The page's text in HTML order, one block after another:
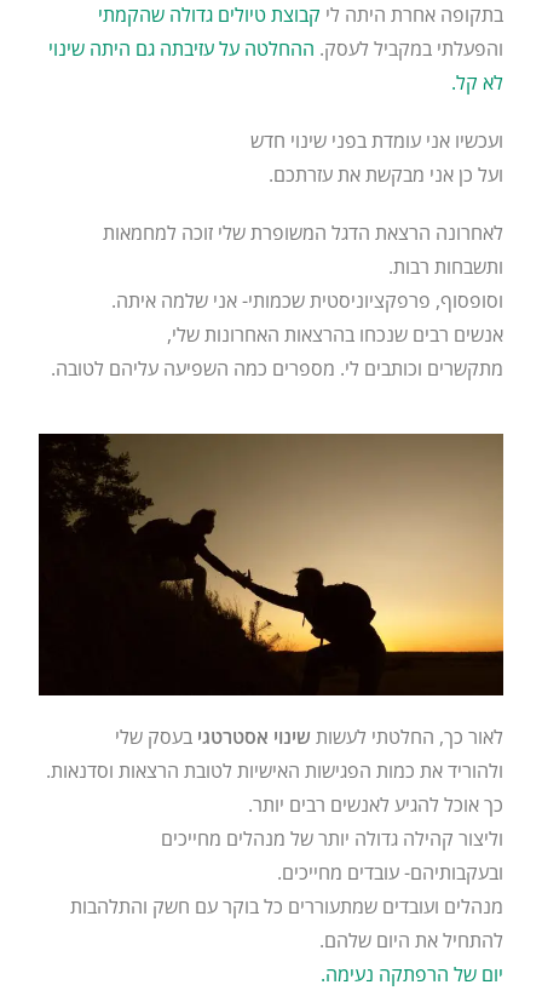
בתקופה אחרת היתה לי קבוצת טיולים גדולה שהקמתי
והפעלתי במקביל לעסק. ההחלטה על עזיבתה גם היתה שינוי
לא קל.
ועכשיו אני עומדת בפני שינוי חדש
ועל כן אני מבקשת את עזרתכם.
לאחרונה הרצאת הדגל המשופרת שלי זוכה למחמאות
ותשבחות רבות.
וסופסוף, פרפקציוניסטית שכמותי- אני שלמה איתה.
אנשים רבים שנכחו בהרצאות האחרונות שלי,
מתקשרים וכותבים לי. מספרים כמה השפיעה עליהם לטובה.
לאור כך, החלטתי לעשות שינוי אסטרטגי בעסק שלי
ולהוריד את כמות הפגישות האישיות לטובת הרצאות וסדנאות.
כך אוכל להגיע לאנשים רבים יותר.
וליצור קהילה גדולה יותר של מנהלים מחייכים
ובעקבותיהם- עובדים מחייכים.
מנהלים ועובדים שמתעוררים כל בוקר עם חשק והתלהבות
להתחיל את היום שלהם.
יום של הרפתקה נעימה.